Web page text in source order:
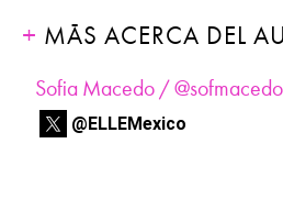
MÁS ACERCA DEL
Sofia Macedo / @sofmacedo
@ELLEMexico